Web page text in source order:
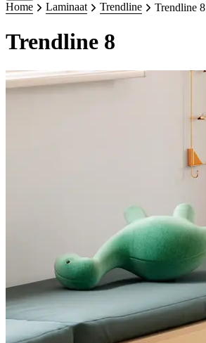
Home Laminaat Trendline Trendline 8
Trendline 8